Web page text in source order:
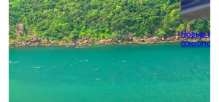
Новые